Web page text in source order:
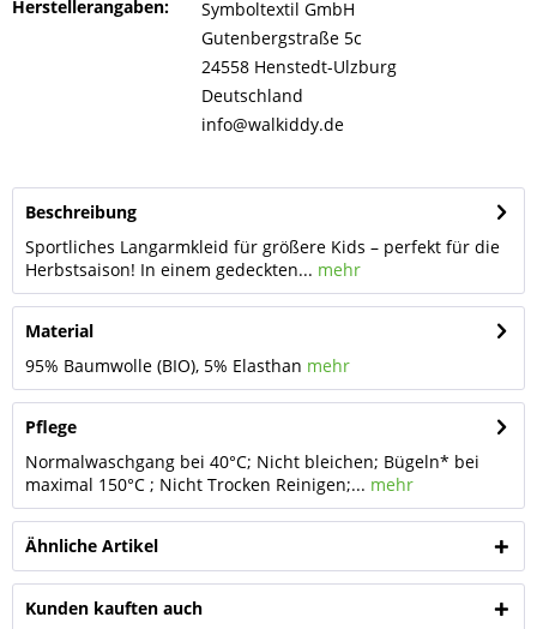
Herstellerangaben:
Symboltextil GmbH
Gutenbergstraße 5c
24558 Henstedt-Ulzburg
Deutschland
info@walkiddy.de
Beschreibung
Sportliches Langarmkleid für größere Kids – perfekt für die
Herbstsaison! In einem gedeckten... mehr
Material
95% Baumwolle (BIO), 5% Elasthan mehr
Pflege
Normalwaschgang bei 40°C; Nicht bleichen; Bügeln* bei
maximal 150°C ; Nicht Trocken Reinigen;... mehr
Ähnliche Artikel
Kunden kauften auch